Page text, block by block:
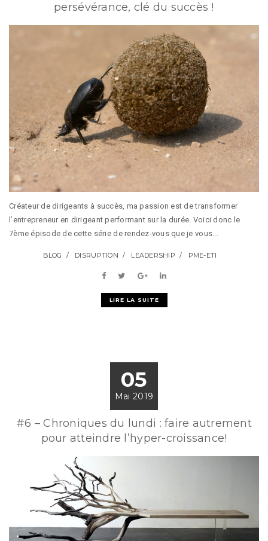
persévérance, clé du succès !
Créateur de dirigeants à succès, ma passion est de transformer
l’entrepreneur en dirigeant performant sur la durée. Voici donc le
7ème épisode de cette série de rendez-vous que je vous...
BLOG DISRUPTION LEADERSHIP PME-ETI
LIRE LA SUITE
05
Mai 2019
#6 – Chroniques du lundi : faire autrement
pour atteindre l’hyper-croissance!